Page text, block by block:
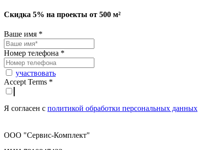
Скидка 5% на проекты от 500 м²
Ваше имя *
Номер телефона *
участвовать
Accept Terms *
Я согласен с политикой обработки персональных данных
ООО "Сервис-Комплект"